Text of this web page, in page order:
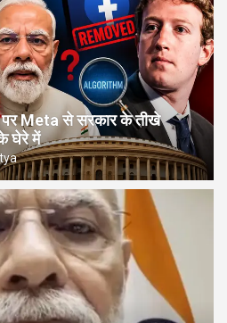
पर Meta से सरकार के तीखे
घेरे में